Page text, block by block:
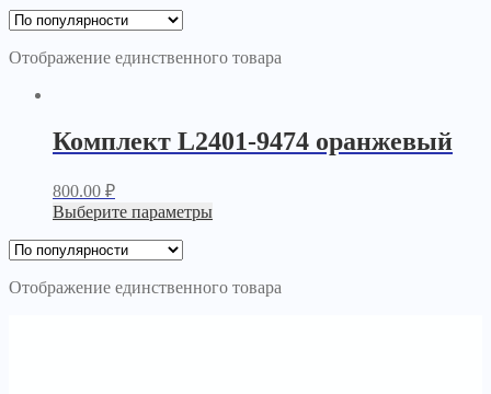
Отображение единственного товара
Комплект L2401-9474 оранжевый
800.00 ₽
Выберите параметры
Отображение единственного товара